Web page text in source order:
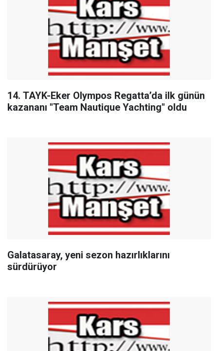
14. TAYK-Eker Olympos Regatta’da ilk günün
kazananı "Team Nautique Yachting" oldu
Galatasaray, yeni sezon hazırlıklarını
sürdürüyor